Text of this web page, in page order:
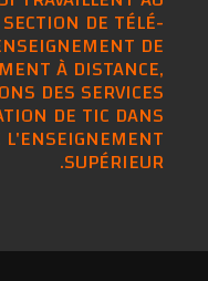
DE TÉLÉ-
DE
À DISTANCE,
DES SERVICES
DE TIC DANS
SUPÉRIEUR.